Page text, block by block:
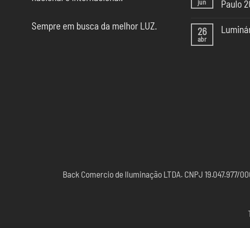
Sempre em busca da melhor LUZ.
5
Iluminação
da
jun
Paulo
comentário
em
26
abr
Back Comercio de Iluminação LTDA. CNPJ 19.047.977/